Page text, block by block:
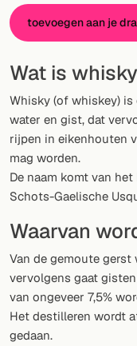
Smoothies
Alcoholvrij
Mijn drank
Galerij
Willekeurig drankje
Voeg hier uw eigen
Alle dranken
Tools
Cocktail glazen
toevoegen aan je
Wat is
Whisky (of whiskey) is
water en gist, dat
rijpen in eikenhouten
mag worden.
De naam komt van
Schots-Gaelische
Waarvan
Van de gemoute gerst
vervolgens gaat
van ongeveer 7,5%
Het destilleren wordt
gedaan.